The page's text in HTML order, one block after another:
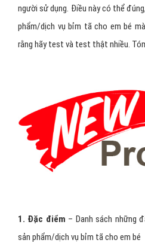
người sử dụng. Điều này có thể
phẩm/dịch vụ bỉm tã cho em bé
rằng hãy test và test thật nhiều.
1. Đặc điểm – Danh sách những
sản phẩm/dịch vụ bỉm tã cho em bé